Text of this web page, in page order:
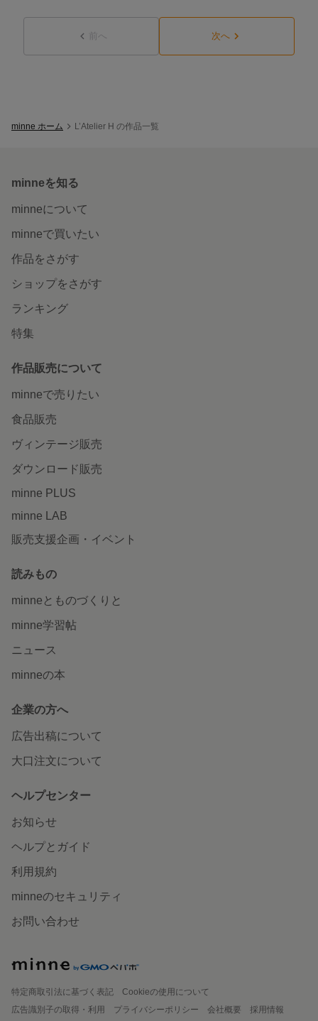
前へ 次へ
minne ホーム L’Atelier H の作品一覧
minneを知る
minneについて
minneで買いたい
作品をさがす
ショップをさがす
ランキング
特集
作品販売について
minneで売りたい
食品販売
ヴィンテージ販売
ダウンロード販売
minne PLUS
minne LAB
販売支援企画・イベント
読みもの
minneとものづくりと
minne学習帖
ニュース
minneの本
企業の方へ
広告出稿について
大口注文について
ヘルプセンター
お知らせ
ヘルプとガイド
利用規約
minneのセキュリティ
お問い合わせ
特定商取引法に基づく表記
Cookieの使用について
広告識別子の取得・利用
プライバシーポリシー 会社概要
採用情報